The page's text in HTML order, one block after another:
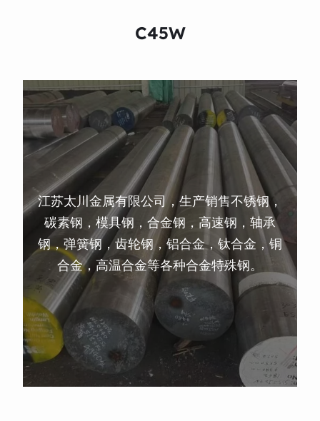
C45W
江苏太川金属有限公司，生产销售不锈钢，
碳素钢，模具钢，合金钢，高速钢，轴承
钢，弹簧钢，齿轮钢，铝合金，钛合金，铜
合金，高温合金等各种合金特殊钢。